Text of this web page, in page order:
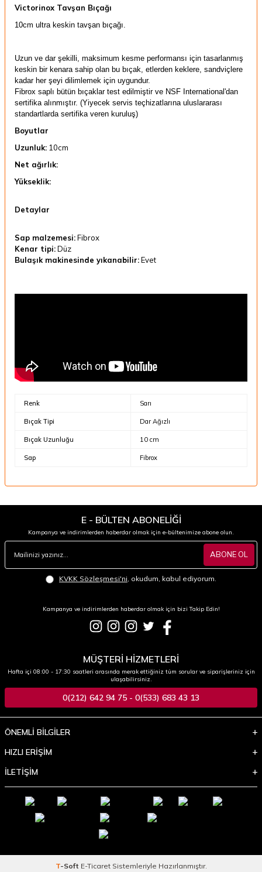
Victorinox Tavşan Bıçağı
10cm ultra keskin tavşan bıçağı.
Uzun ve dar şekilli, maksimum kesme performansı için tasarlanmış
keskin bir kenara sahip olan bu bıçak, etlerden keklere, sandviçlere
kadar her şeyi dilimlemek için uygundur.
Fibrox saplı bütün bıçaklar test edilmiştir ve NSF International'dan
sertifika alınmıştır. (Yiyecek servis teçhizatlarına uluslararası
standartlarda sertifika veren kuruluş)
Boyutlar
Uzunluk: 10cm
Net ağırlık:
Yükseklik:
Detaylar
Sap malzemesi:Fibrox
Kenar tipi:Düz
Bulaşık makinesinde yıkanabilir:Evet
Renk Sarı
Bıçak Tipi Dar Ağızlı
Bıçak Uzunluğu 10 cm
Sap Fibrox
E - BÜLTEN ABONELİĞİ
Kampanya ve indirimlerden haberdar olmak için e-bültenimize abone olun.
ABONE OL
KVKK Sözleşmesi'ni , okudum, kabul ediyorum.
Kampanya ve indirimlerden haberdar olmak için bizi Takip Edin!
MÜŞTERİ HİZMETLERİ
Hafta içi 08:00 - 17:30 saatleri arasında merak ettiğiniz tüm sorular ve siparişleriniz için
ulaşabilirsiniz.
0(212) 642 94 75 - 0(533) 683 43 13
ÖNEMLİ BİLGİLER
HIZLI ERİŞİM
İLETİŞİM
T-Soft E-TicaretSistemleriyle Hazırlanmıştır.